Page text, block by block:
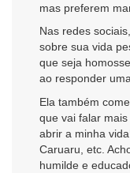
mas preferem
Nas redes
sobre sua vida
que seja
ao responder
Ela também
que vai falar
abrir a minha
Caruaru, etc.
humilde e